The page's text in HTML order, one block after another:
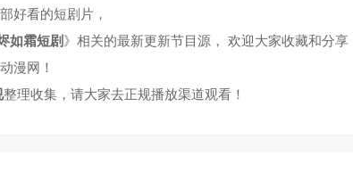
第69集
好看的短剧片，
如霜短剧》相关的最新更新节目源， 欢迎大家收藏和分享
漫网！
整理收集，请大家去正规播放渠道观看！